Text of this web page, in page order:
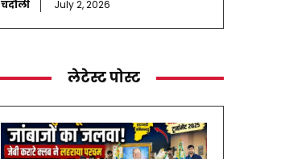
चंदौली July 2, 2026
लेटेस्ट पोस्ट